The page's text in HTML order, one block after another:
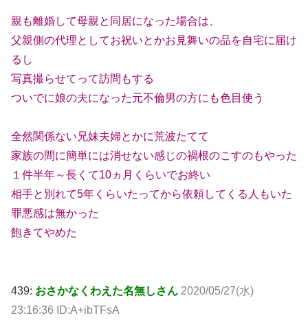
親も離婚して母親と同居になった場合は、
父親側の代理としてお祝いとかお見舞いの品を自宅に届け
るし
写真撮らせてって訪問もする
ついでに娘の夫になった元不倫男の方にも色目使う
全然関係ない兄妹夫婦とかに荒波たてて
家族の間に簡単には消せない感じの禍根のこすのもやった
１件半年～長くて10ヵ月くらいでお終い
相手と別れて5年くらいたってから依頼してくる人もいた
罪悪感は無かった
飽きてやめた
439: おさかなくわえた名無しさん 2020/05/27(水)
23:16:36 ID:A+ibTFsA